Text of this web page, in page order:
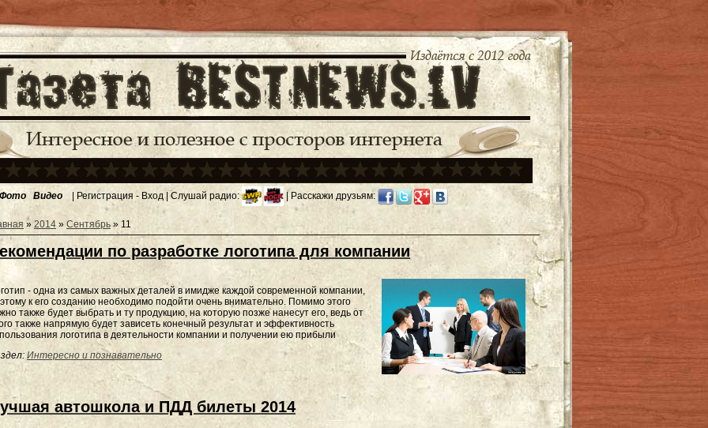
Фото Видео | Регистрация - Вход | Слушай радио: | Расскажи друзьям:
» 2014 » Сентябрь » 11
по разработке логотипа для компании
- одна из самых важных деталей в имидже каждой современной компании,
к его созданию необходимо подойти очень внимательно. Помимо этого
также будет выбрать и ту продукцию, на которую позже нанесут его, ведь от
также напрямую будет зависеть конечный результат и эффективность
логотипа в деятельности компании и получении ею прибыли
Интересно и познавательно
автошкола и ПДД билеты 2014